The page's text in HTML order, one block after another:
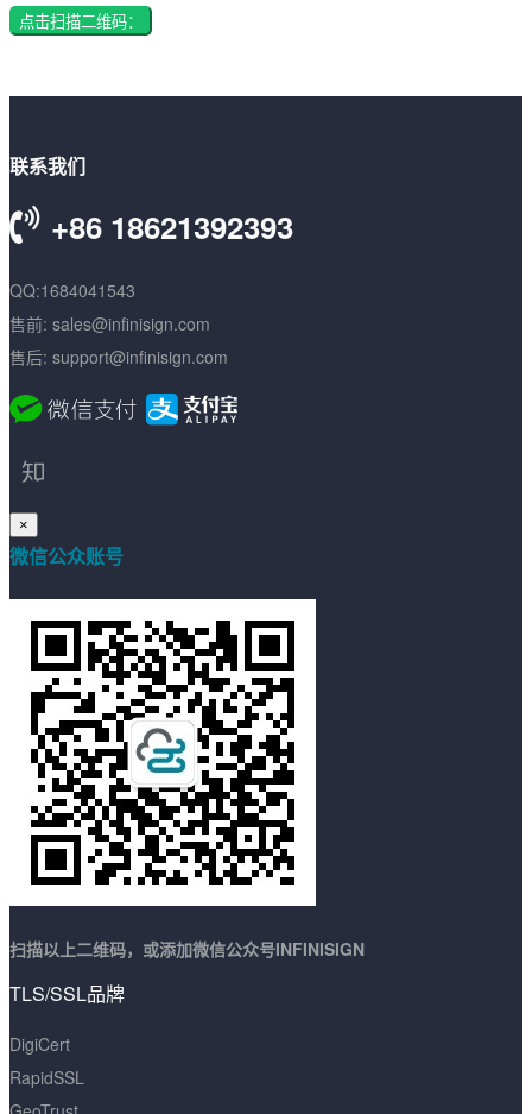
点击扫描二维码：
联系我们
+86 18621392393
QQ:1684041543
售前: sales@infinisign.com
售后: support@infinisign.com
×
微信公众账号
扫描以上二维码，或添加微信公众号INFINISIGN
TLS/SSL品牌
DigiCert
RapidSSL